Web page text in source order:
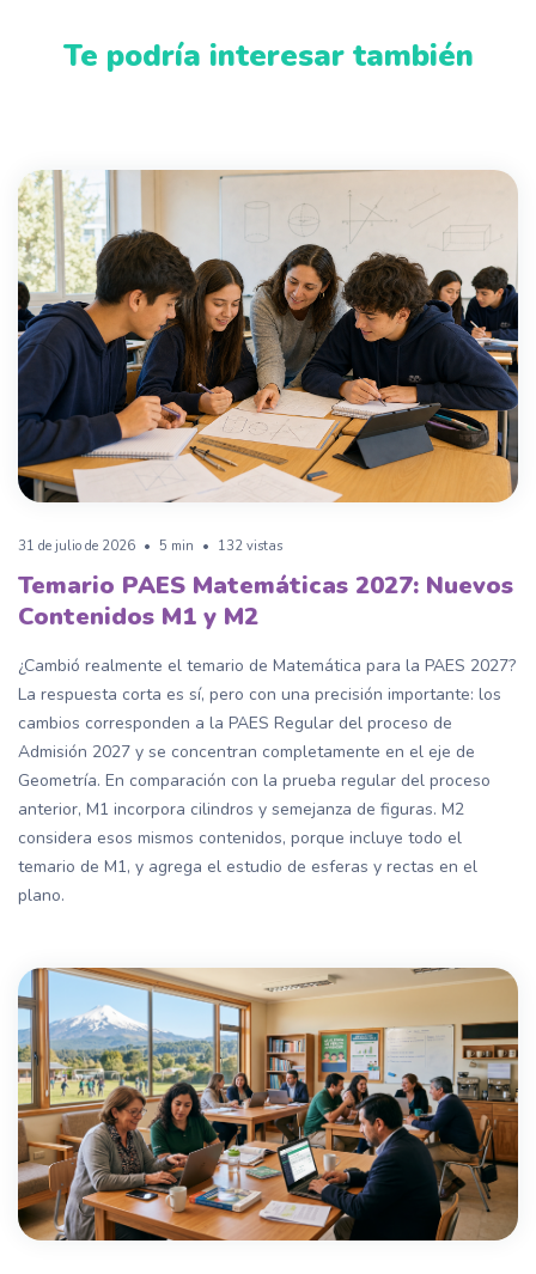
Te podría interesar también
31 de julio de 2026 • 5 min • 132 vistas
Temario PAES Matemáticas 2027: Nuevos
Contenidos M1 y M2
¿Cambió realmente el temario de Matemática para la PAES 2027?
La respuesta corta es sí, pero con una precisión importante: los
cambios corresponden a la PAES Regular del proceso de
Admisión 2027 y se concentran completamente en el eje de
Geometría. En comparación con la prueba regular del proceso
anterior, M1 incorpora cilindros y semejanza de figuras. M2
considera esos mismos contenidos, porque incluye todo el
temario de M1, y agrega el estudio de esferas y rectas en el
plano.